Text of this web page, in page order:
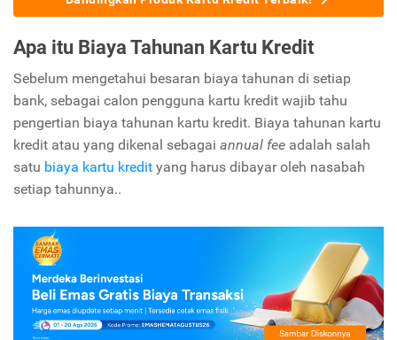
Apa itu Biaya Tahunan Kartu Kredit
Sebelum mengetahui besaran biaya tahunan di setiap
bank, sebagai calon pengguna kartu kredit wajib tahu
pengertian biaya tahunan kartu kredit. Biaya tahunan kartu
kredit atau yang dikenal sebagai annual fee adalah salah
satu biaya kartu kredit yang harus dibayar oleh nasabah
setiap tahunnya..